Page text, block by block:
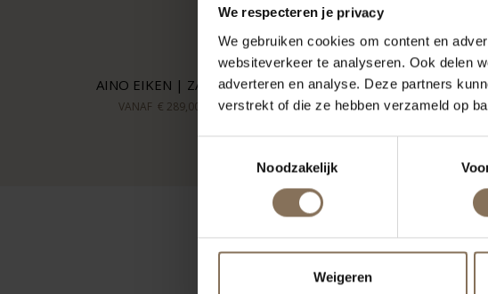
We respecteren je privacy
We gebruiken cookies om content en
websiteverkeer te analyseren. Ook delen
adverteren en analyse. Deze partners
verstrekt of die ze hebben verzameld op
Noodzakelijk
Weigeren
AINO EIKEN | ZAND
VANAF € 289,00